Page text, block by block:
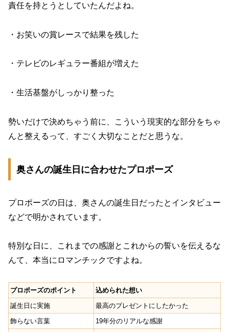
責任を持とうとしていたんだよね。
・お笑いの賞レースで結果を残した
・テレビのレギュラー番組が増えた
・生活基盤がしっかり整った
勢いだけで決めちゃう前に、こういう現実的な部分をちゃ
んと整えるって、すごく大切なことだと思うな。
奥さんの誕生日に合わせたプロポーズ
プロポーズの日は、奥さんの誕生日だったとインタビュー
などで明かされています。
特別な日に、これまでの感謝とこれからの誓いを伝えるな
んて、本当にロマンチックですよね。
プロポーズのポイント
込められた想い
誕生日に実施
最高のプレゼントにしたかった
飾らない言葉
19年分のリアルな感謝